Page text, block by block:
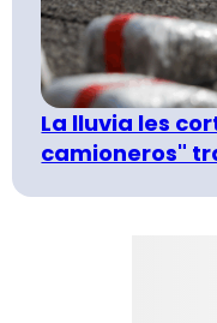
La lluvia les
camioneros"